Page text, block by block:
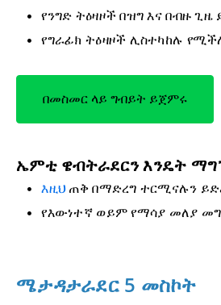
የንግድ ትዕዛዞች በዝግ እና በብዙ ጊዜ
የግራፊክ ትዕዛዞች ሊስተካከሉ
በመስመር ላይ ግብይት ይጀምሩ
ኤምቲ ዌብትራደርን እንዴት
እዚህጠቅ በማድረግ ተርሚናሉን
የእውነተኛ ወይም የማሳያ መለያ
ሜታዳታራደር 5 መስኮት